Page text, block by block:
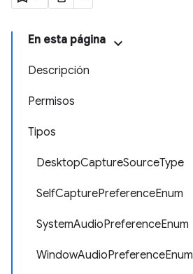
En esta página
Descripción
Permisos
Tipos
DesktopCaptureSourceType
SelfCapturePreferenceEnum
SystemAudioPreferenceEnum
WindowAudioPreferenceEnum